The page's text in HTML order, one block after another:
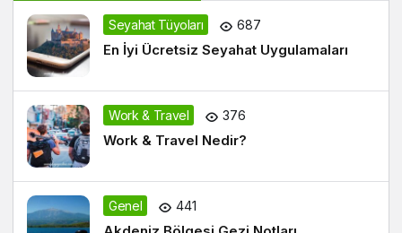
Seyahat Tüyoları 687
En İyi Ücretsiz Seyahat Uygulamaları
Work & Travel 376
Work & Travel Nedir?
Genel 441